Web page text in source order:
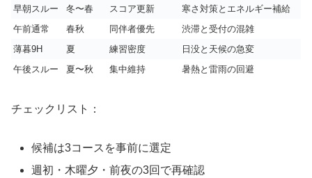
早朝スルー
冬〜春 スコア更新
寒さ対策とエネルギー補給
午前通常
春秋 同伴者優先
渋滞と受付の混雑
薄暮9H
夏 練習密度
日没と天候の急変
午後スルー
夏〜秋 集中維持 暑熱と雷雨の回避
チェックリスト：
候補は3コースを事前に選定
週初・木曜夕・前夜の3回で再確認